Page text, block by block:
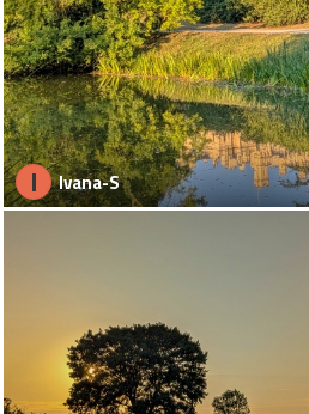
I Ivana-S